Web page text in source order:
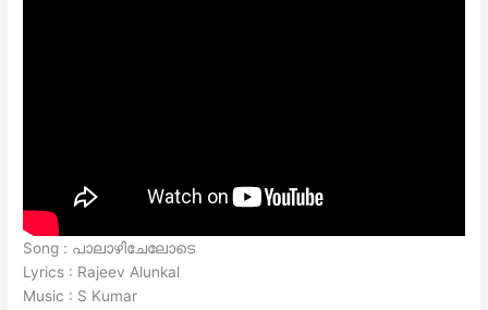
Song : പാലാഴിചേലോടെ
Lyrics : Rajeev Alunkal
Music : S Kumar